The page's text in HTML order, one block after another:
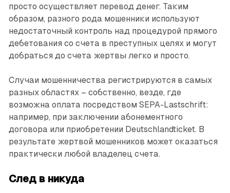
просто осуществляет перевод денег. Таким
образом, разного рода мошенники используют
недостаточный контроль над процедурой прямого
дебетования со счета в преступных целях и могут
добраться до счета жертвы легко и просто.
Случаи мошенничества регистрируются в самых
разных областях – собственно, везде, где
возможна оплата посредством SEPA-Lastschrift:
например, при заключении абонементного
договора или приобретении Deutschlandticket. В
результате жертвой мошенников может оказаться
практически любой владелец счета.
След в никуда